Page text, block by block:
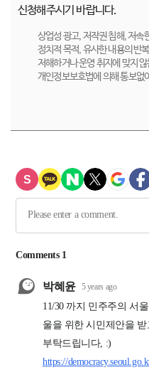
신청해주시기 바랍니다.
상업성 광고, 저작권 침해, 저속
정치적 목적, 유사한 내용의 반
저해하거나 운영 취지에 맞지
개인정보보호법에 의해 통보없